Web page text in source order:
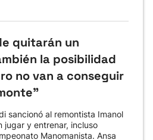
quitarán un
la posibilidad
no van a conseguir
sancionó al remontista Imanol
jugar y entrenar, incluso
Manomanista. Ansa